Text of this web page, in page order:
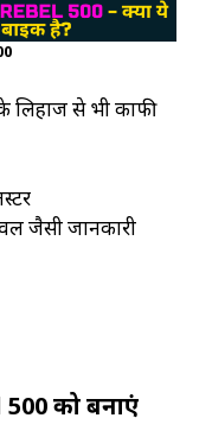
लिहाज से भी काफी
जैसी जानकारी
को बनाएं